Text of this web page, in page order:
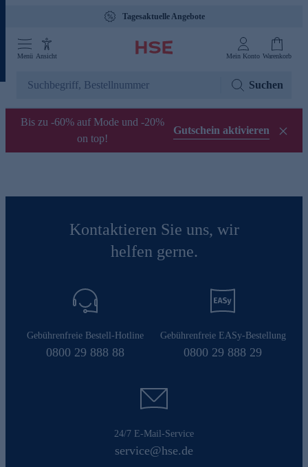
Tagesaktuelle Angebote
Menü Ansicht Mein Konto Warenkorb
Suchen
Bis zu -60% auf Mode und -20%
on top!
Gutschein aktivieren
Kontaktieren Sie uns, wir
helfen gerne.
Gebührenfreie Bestell-Hotline
0800 29 888 88
Gebührenfreie EASy-Bestellung
0800 29 888 29
24/7 E-Mail-Service
service@hse.de